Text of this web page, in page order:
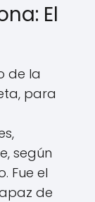
El
de la
para
según
Fue el
de